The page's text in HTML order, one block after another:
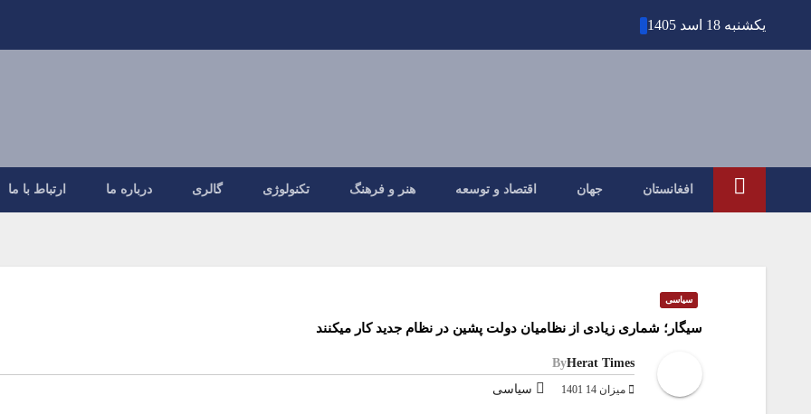
یکشنبه 18 اسد 1405
افغانستان جهان اقتصاد و توسعه هنر و فرهنگ تکنولوژی گالری درباره ما ارتباط با ما
سیاسی
سیگار؛ شماری زیادی از نظامیان دولت پشین در نظام جدید کار میکنند
ByHerat Times
میزان 14 1401 سیاسی